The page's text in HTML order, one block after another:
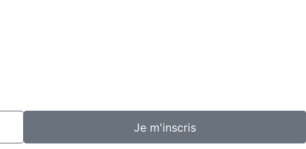
Je m'inscris